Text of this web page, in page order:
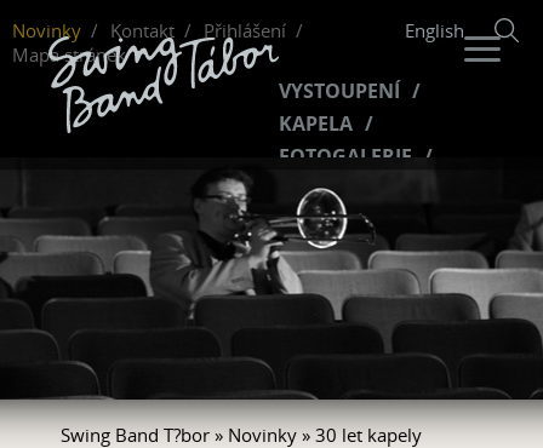
Novinky Kontakt
Přihlášení
Mapa stránek
English
VYSTOUPENÍ
KAPELA
FOTOGALERIE
HUDBA
FANKLUB
Swing Band T?bor » Novinky » 30 let kapely